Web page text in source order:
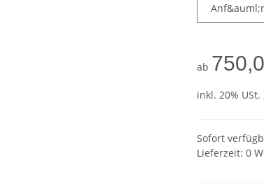
ab
inkl. 20% USt.
Sofort
Lieferzeit: 0